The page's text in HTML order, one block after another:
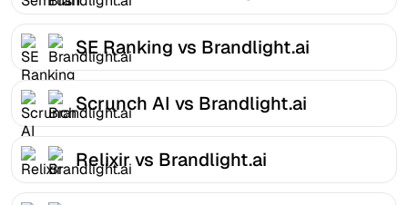
SE Ranking vs Brandlight.ai
Scrunch AI vs Brandlight.ai
Relixir vs Brandlight.ai